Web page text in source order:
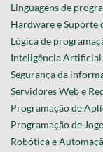
Linguagens de
Hardware e Suporte
Lógica de
Inteligência Artificial
Segurança da
Servidores Web e
Programação de
Programação de
Robótica e